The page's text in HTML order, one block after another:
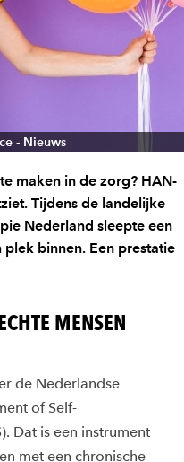
- Nieuws
maken in de zorg? HAN-
Tijdens de landelijke
Nederland sleepte een
binnen. Een prestatie
MENSEN
de Nederlandse
of Self-
Dat is een instrument
met een chronische